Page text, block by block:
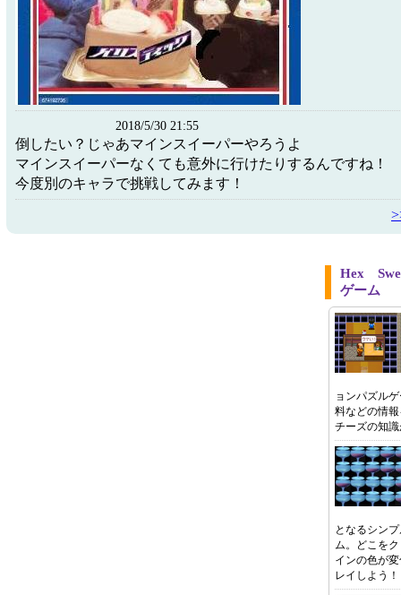
2018/5/30 21:55
倒したい？じゃあマインスイーパーやろうよ
マインスイーパーなくても意外に行けたりするんですね！
今度別のキャラで挑戦してみます！
Hex
ゲーム
ョンパズル
料などの情
チーズの知
となるシン
ム。どこを
インの色が
レイしよう！